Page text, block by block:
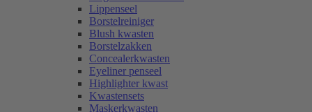
Lippenseel
Borstelreiniger
Blush kwasten
Borstelzakken
Concealerkwasten
Eyeliner penseel
Highlighter kwast
Kwastensets
Maskerkwasten